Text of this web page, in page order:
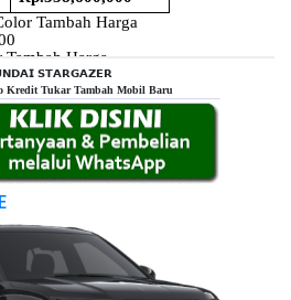
𝗦𝗧𝗔𝗥𝗚𝗔𝗭𝗘𝗥
Kredit Tukar Tambah Mobil Baru